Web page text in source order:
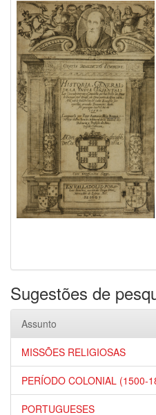
Sugestões de
Assunto
MISSÕES RELIGIOSAS
PERÍODO COLONIAL (1500-
PORTUGUESES